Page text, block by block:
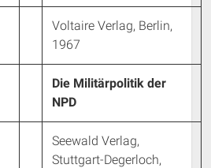
Voltaire Verlag, Berlin,
1967
Die Militärpolitik der
NPD
Seewald Verlag,
Stuttgart-Degerloch,